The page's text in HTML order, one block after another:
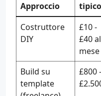
Approccio
tipico
Costruttore
DIY
£10 -
£40 al
mese
Build su
template
£800 -